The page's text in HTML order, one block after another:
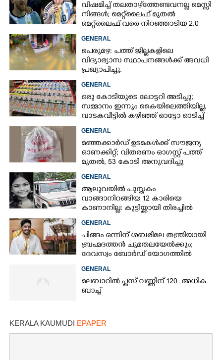
വിഷമിച്ച് തലതാഴ്‌ത്തേണ്ടവനല്ല മെസ്സി
നിങ്ങള്‍; മെറ്റ്‌ലൈഫ് മുതല്‍
മെറ്റ്‌ലൈഫ് വരെ നിറഞ്ഞാടിയ 2.0
GENERAL
പെരുമഴ: പത്ത് ജില്ലകളിലെ
വിദ്യാഭ്യാസ സ്ഥാപനങ്ങൾക്ക് അവധി
പ്രഖ്യാപിച്ചു.
GENERAL
ഒരു കോടിയുടെ ലോട്ടറി അടിച്ചു;
സമ്മാനം ഇന്നും കൈയിലെത്തിയില്ല,
വാടകവീട്ടിൽ കഴിഞ്ഞ് ഓട്ടോ ഓടിച്ച്
GENERAL
മഞ്ഞക്കാർഡ് ഉടമകൾക്ക് സൗജന്യ
ഓണക്കിറ്റ്; വിതരണം ഓഗസ്റ്റ് പത്ത്
മുതൽ, 53 കോടി അനുവദിച്ചു
GENERAL
ആലുവയിൽ പുസ്തകം
വാങ്ങാനിറങ്ങിയ 12 കാരിയെ
കാണാനില്ല: കുട്ടിയ്ക്കായി തിരച്ചിൽ
GENERAL
ചിങ്ങം ഒന്നിന് ശബരിമല തന്ത്രിയായി
ബ്രഹ്മദത്തൻ ചുമതലയേൽക്കും;
ദേവസ്വം ബോർഡ് യോഗത്തിൽ
GENERAL
മലബാറിൽ പ്ലസ് വണ്ണിന് 120 അധിക
ബാച്ച്
KERALA KAUMUDI EPAPER